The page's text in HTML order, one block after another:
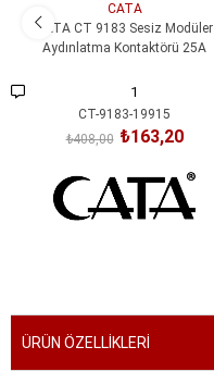
CATA
CATA CT 9183 Sesiz Modüler
Aydınlatma Kontaktörü 25A
1
CT-9183-19915
₺163,20
₺408,00
ÜRÜN ÖZELLIKLERI